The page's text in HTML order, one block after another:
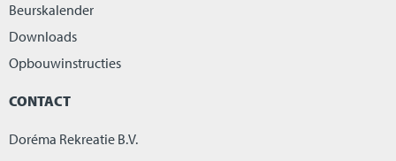
Beurskalender
Downloads
Opbouwinstructies
CONTACT
Doréma Rekreatie B.V.